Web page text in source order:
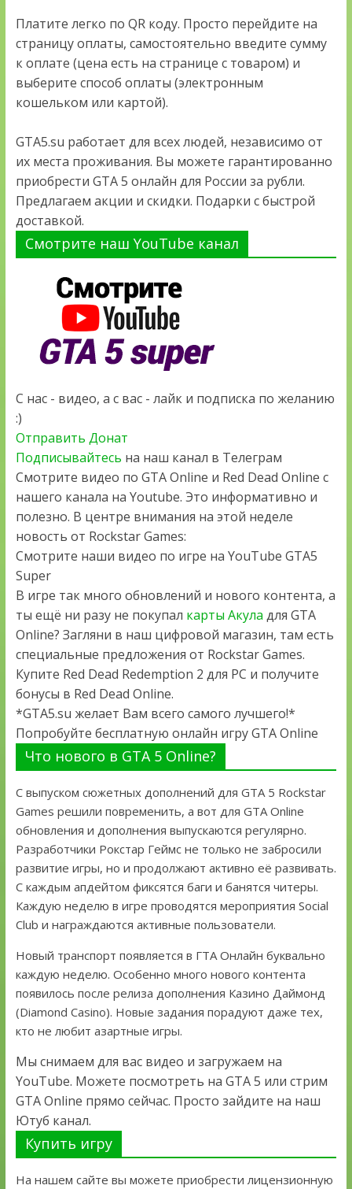
Платите легко по QR коду. Просто перейдите на
страницу оплаты, самостоятельно введите сумму
к оплате (цена есть на странице с товаром) и
выберите способ оплаты (электронным
кошельком или картой).
GTA5.su работает для всех людей, независимо от
их места проживания. Вы можете гарантированно
приобрести GTA 5 онлайн для России за рубли.
Предлагаем акции и скидки. Подарки с быстрой
доставкой.
Смотрите наш YouTube канал
С нас - видео, а с вас - лайк и подписка по желанию
:)
Отправить Донат
Подписывайтесь на наш канал в Телеграм
Смотрите видео по GTA Online и Red Dead Online с
нашего канала на Youtube. Это информативно и
полезно. В центре внимания на этой неделе
новость от Rockstar Games:
Смотрите наши видео по игре на YouTube GTA5
Super
В игре так много обновлений и нового контента, а
ты ещё ни разу не покупал карты Акула для GTA
Online? Загляни в наш цифровой магазин, там есть
специальные предложения от Rockstar Games.
Купите Red Dead Redemption 2 для PC и получите
бонусы в Red Dead Online.
*GTA5.su желает Вам всего самого лучшего!*
Попробуйте бесплатную онлайн игру GTA Online
Что нового в GTA 5 Online?
С выпуском сюжетных дополнений для GTA 5 Rockstar
Games решили повременить, а вот для GTA Online
обновления и дополнения выпускаются регулярно.
Разработчики Рокстар Геймс не только не забросили
развитие игры, но и продолжают активно её развивать.
С каждым апдейтом фиксятся баги и банятся читеры.
Каждую неделю в игре проводятся мероприятия Social
Club и награждаются активные пользователи.
Новый транспорт появляется в ГТА Онлайн буквально
каждую неделю. Особенно много нового контента
появилось после релиза дополнения Казино Даймонд
(Diamond Casino). Новые задания порадуют даже тех,
кто не любит азартные игры.
Мы снимаем для вас видео и загружаем на
YouTube. Можете посмотреть на GTA 5 или стрим
GTA Online прямо сейчас. Просто зайдите на наш
Ютуб канал.
Купить игру
На нашем сайте вы можете приобрести лицензионную